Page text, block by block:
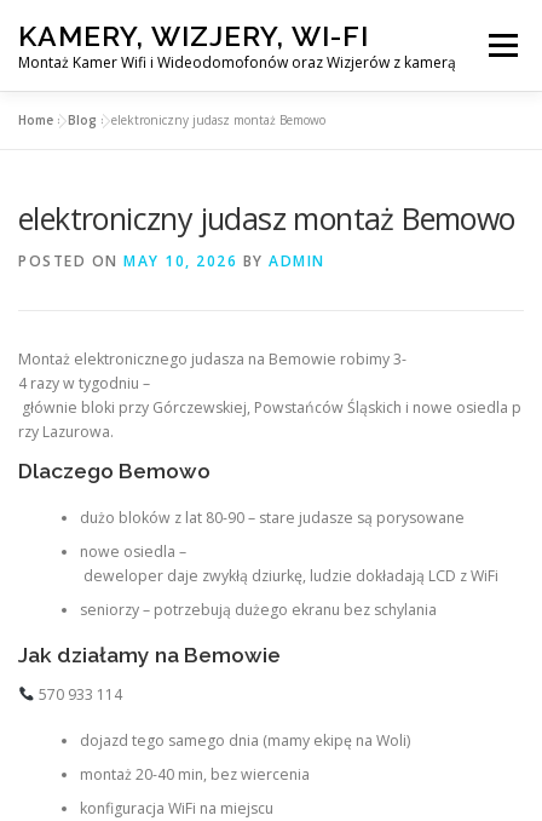
content
KAMERY, WIZJERY, WI-FI
Montaż Kamer Wifi i Wideodomofonów oraz Wizjerów z kamerą
Menu
MONTAŻ WIDEDOMOFONÓW
KONTAKT
Home »Blog »elektroniczny judasz montaż Bemowo
elektroniczny judasz montaż Bemowo
POSTED ON MAY 10, 2026 BY ADMIN
Montaż elektronicznego judasza na Bemowie robimy 3-
4 razy w tygodniu –
głównie bloki przy Górczewskiej, Powstańców Śląskich i nowe osiedla p
rzy Lazurowa.
Dlaczego Bemowo
dużo bloków z lat 80-90 – stare judasze są porysowane
nowe osiedla –
deweloper daje zwykłą dziurkę, ludzie dokładają LCD z WiFi
seniorzy – potrzebują dużego ekranu bez schylania
Jak działamy na Bemowie
570 933 114
dojazd tego samego dnia (mamy ekipę na Woli)
montaż 20-40 min, bez wiercenia
konfiguracja WiFi na miejscu